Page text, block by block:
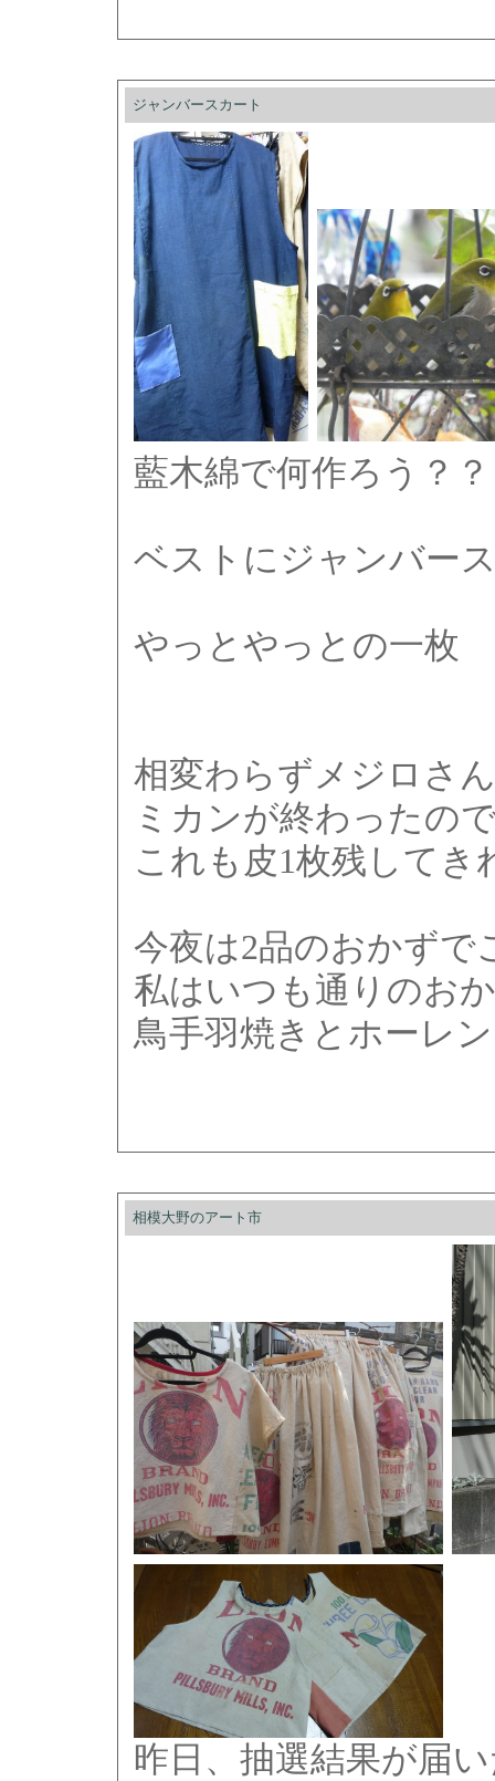
ジャンバースカート
藍木綿で何作ろう？？
ベストにジャンバー
やっとやっとの一枚
相変わらずメジロさ
ミカンが終わったの
これも皮1枚残してき
今夜は2品のおかずで
私はいつも通りのお
鳥手羽焼きとホーレ
相模大野のアート市
昨日、抽選結果が届